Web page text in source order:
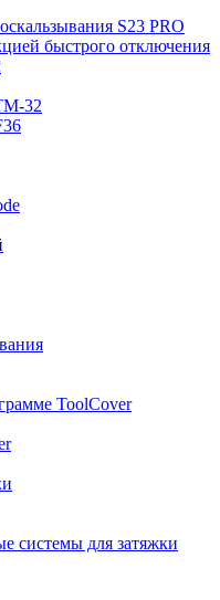
S23 PRO
быстрого отключения
32
ToolCover
системы для затяжки